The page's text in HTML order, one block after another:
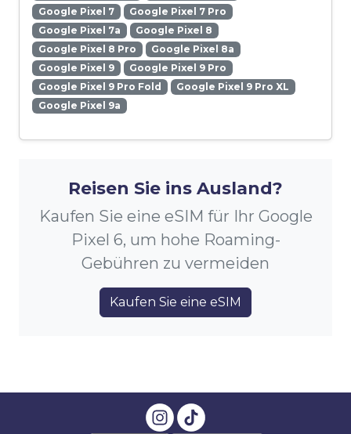
Google Pixel 7
Google Pixel 7 Pro
Google Pixel 7a
Google Pixel 8
Google Pixel 8 Pro
Google Pixel 8a
Google Pixel 9
Google Pixel 9 Pro
Google Pixel 9 Pro Fold
Google Pixel 9 Pro XL
Google Pixel 9a
Reisen Sie ins Ausland?
Kaufen Sie eine eSIM für Ihr Google
Pixel 6, um hohe Roaming-
Gebühren zu vermeiden
Kaufen Sie eine eSIM